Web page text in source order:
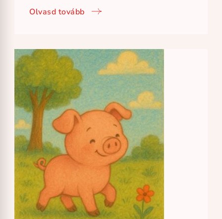
Olvasd tovább